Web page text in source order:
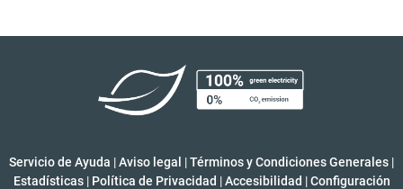
Servicio de Ayuda |Aviso legal |Términos y Condiciones Generales |
Estadísticas | Política de Privacidad | Accesibilidad | Configuración